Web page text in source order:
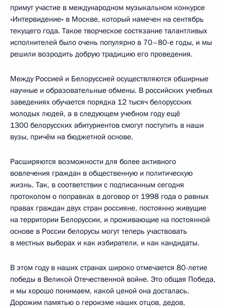
примут участие в международном музыкальном конкурсе
«Интервидение» в Москве, который намечен на сентябрь
текущего года. Такое творческое состязание талантливых
исполнителей было очень популярно в 70–80-е годы, и мы
решили возродить добрую традицию его проведения.
Между Россией и Белоруссией осуществляются обширные
научные и образовательные обмены. В российских учебных
заведениях обучается порядка 12 тысяч белорусских
молодых людей, а в следующем учебном году ещё
1300 белорусских абитуриентов смогут поступить в наши
вузы, причём на бюджетной основе.
Расширяются возможности для более активного
вовлечения граждан в общественную и политическую
жизнь. Так, в соответствии с подписанным сегодня
протоколом о поправках в договор от 1998 года о равных
правах граждан двух стран россияне, постоянно живущие
на территории Белоруссии, и проживающие на постоянной
основе в России белорусы могут теперь участвовать
в местных выборах и как избиратели, и как кандидаты.
В этом году в наших странах широко отмечается 80-летие
победы в Великой Отечественной войне. Это общая Победа,
и мы хорошо понимаем, какой ценой она досталась.
Дорожим памятью о героизме наших отцов, дедов,